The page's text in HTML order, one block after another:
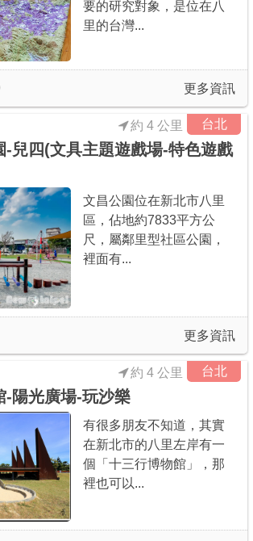
要的研究對象，是位在八
里的台灣...
更多資訊
台北
-兒四(文具主題遊戲場-特色遊戲
約 4 公里
文昌公園位在新北市八里
區，佔地約7833平方公
尺，屬鄰里型社區公園，
裡面有...
更多資訊
台北
-陽光廣場-玩沙樂
約 4 公里
有很多朋友不知道，其實
在新北市的八里左岸有一
個「十三行博物館」，那
裡也可以...